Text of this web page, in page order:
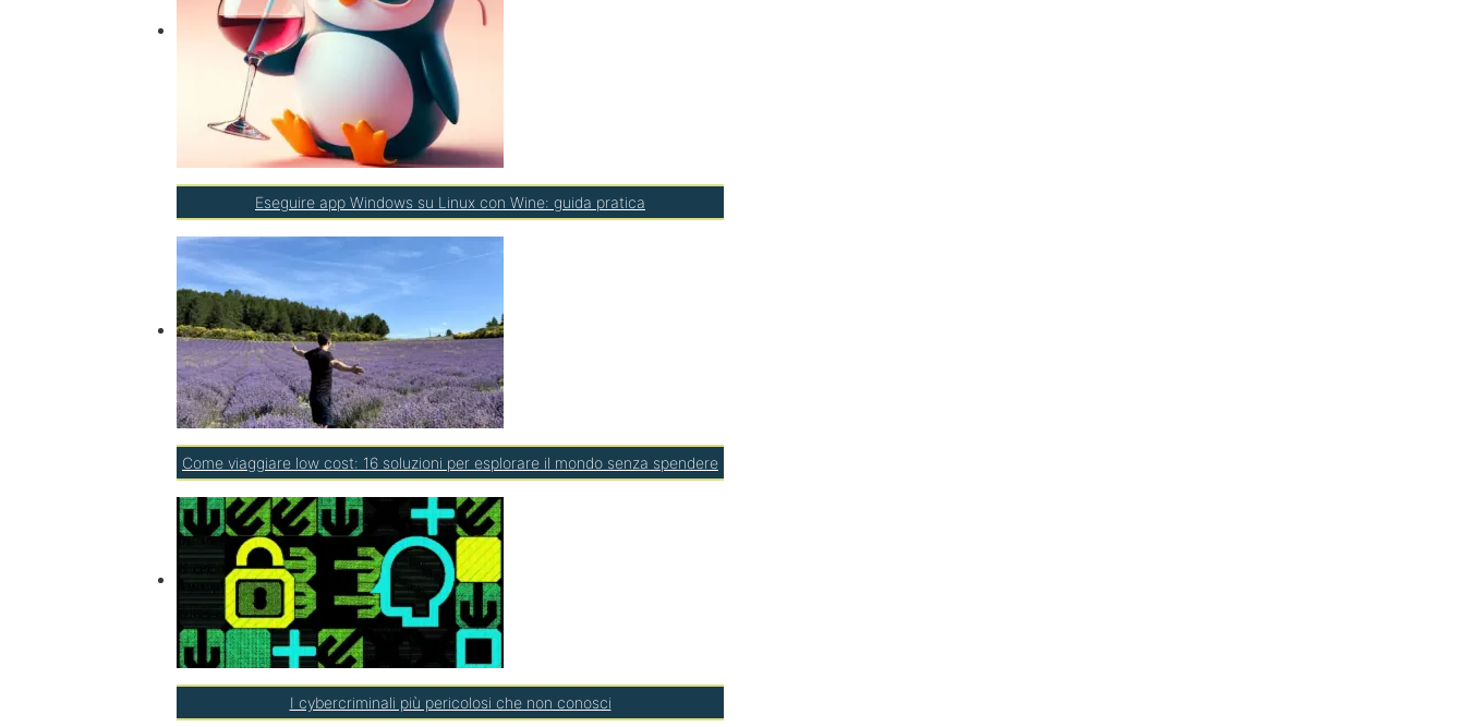
Eseguire app Windows su Linux con Wine: guida pratica
Come viaggiare low cost: 16 soluzioni per esplorare il mondo senza spendere
I cybercriminali più pericolosi che non conosci